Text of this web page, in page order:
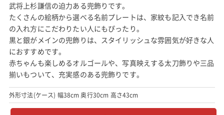
武将上杉謙信の迫力ある兜飾りです。
たくさんの絵柄から選べる名前プレートは、家紋も記入でき名前
の入れ方にこだわりたい人にもぴったり。
黒と銀がメインの兜飾りは、スタイリッシュな雰囲気が好きな人
におすすめです。
赤ちゃんも楽しめるオルゴールや、写真映えする太刀飾りや三品
揃いもついて、充実感のある兜飾りです。
外形寸法(ケース) 幅38cm 奥行30cm 高さ43cm